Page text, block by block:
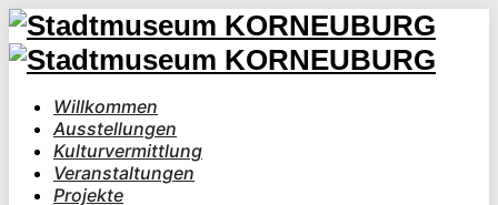
Willkommen
Ausstellungen
Kulturvermittlung
Veranstaltungen
Projekte